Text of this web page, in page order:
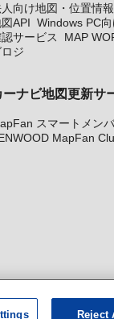
向け地図・位置情
API Windows PC
サービス
MAP
ジ
ーナビ地図更新サ
スマートメン
MapFan
Reject